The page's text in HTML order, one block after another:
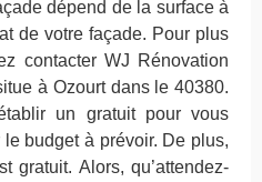
dépend de la surface à
de votre façade. Pour plus
contacter WJ Rénovation
à Ozourt dans le 40380.
un gratuit pour vous
budget à prévoir. De plus,
gratuit. Alors, qu’attendez-